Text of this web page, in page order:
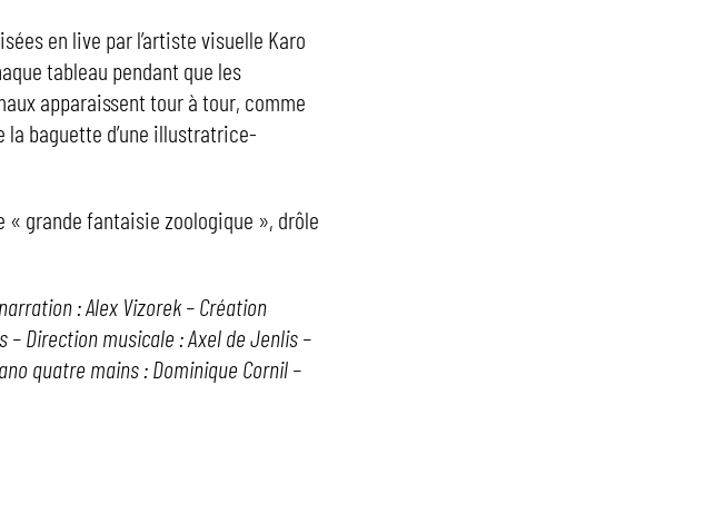
en live par l’artiste visuelle Karo
tableau pendant que les
apparaissent tour à tour, comme
la baguette d’une illustratrice-
« grande fantaisie zoologique », drôle
: Alex Vizorek – Création
Direction musicale : Axel de Jenlis –
quatre mains : Dominique Cornil –